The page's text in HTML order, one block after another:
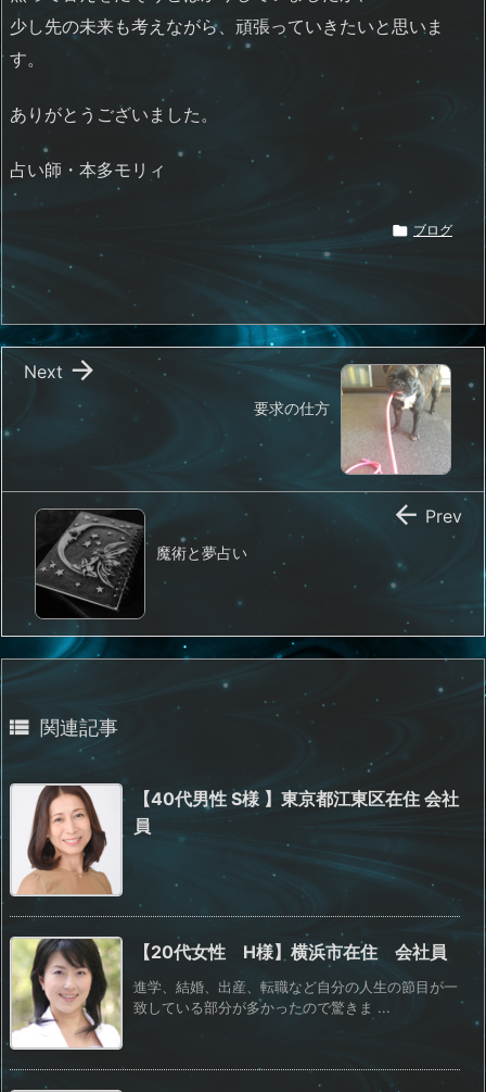
少し先の未来も考えながら、頑張っていきたいと思いま
す。
ありがとうございました。
占い師・本多モリィ
 ブログ
要求の仕方

Next
魔術と夢占い
 Prev
 関連記事
【40代男性 S様 】東京都江東区在住 会社
員
【20代女性 H様】横浜市在住 会社員
進学、結婚、出産、転職など自分の人生の節目が一
致している部分が多かったので驚きま ...